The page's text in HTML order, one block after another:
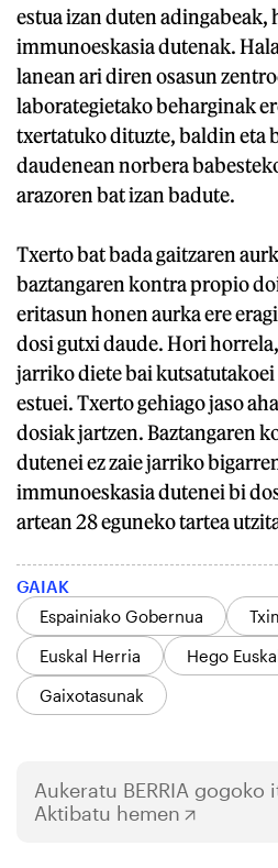
estua izan duten adingabeak,
immunoeskasia dutenak.
lanean ari diren osasun
laborategietako beharginak
txertatuko dituzte, baldin eta
daudenean norbera
arazoren bat izan badute.
Txerto bat bada gaitzaren
baztangaren kontra propio
eritasun honen aurka ere
dosi gutxi daude. Hori
jarriko diete bai
estuei. Txerto gehiago jaso
dosiak jartzen. Baztangaren
dutenei ez zaie jarriko
immunoeskasia dutenei bi
artean 28 eguneko tartea
GAIAK
Espainiako Gobernua
Euskal Herria
Hego
Gaixotasunak
Aukeratu BERRIA gogoko
Aktibatu hemen